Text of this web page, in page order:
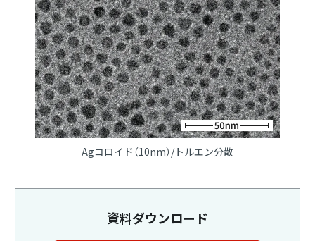
Agコロイド（10nm）/トルエン分散
資料ダウンロード